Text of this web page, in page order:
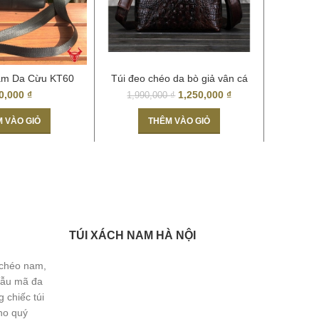
Da Cừu KT60
₫
VÀO GIỎ
Túi đeo chéo da bò giả vân cá
sấu 03
1,990,000₫ 1,250,000 ₫
THÊM VÀO GIỎ
nam,
mã đa
chiếc túi
quý
TÚI XÁCH NAM HÀ NỘI